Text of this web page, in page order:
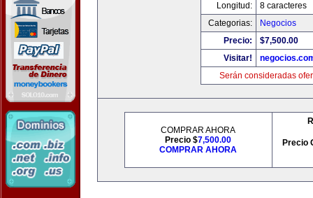
Longitud:
8 caracteres
Categorias:
Negocios
Precio:
$7,500.00
Visitar!
Serán consideradas
COMPRAR AHORA
Precio $7,500.00
COMPRAR AHORA
Precio